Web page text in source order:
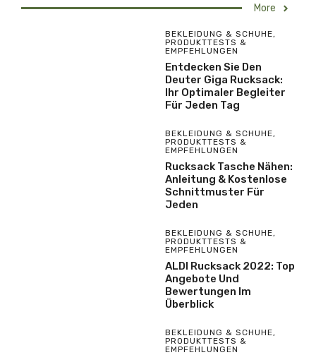
More
BEKLEIDUNG & SCHUHE,
PRODUKTTESTS &
EMPFEHLUNGEN
Entdecken Sie Den
Deuter Giga Rucksack:
Ihr Optimaler Begleiter
Für Jeden Tag
BEKLEIDUNG & SCHUHE,
PRODUKTTESTS &
EMPFEHLUNGEN
Rucksack Tasche Nähen:
Anleitung & Kostenlose
Schnittmuster Für
Jeden
BEKLEIDUNG & SCHUHE,
PRODUKTTESTS &
EMPFEHLUNGEN
ALDI Rucksack 2022: Top
Angebote Und
Bewertungen Im
Überblick
BEKLEIDUNG & SCHUHE,
PRODUKTTESTS &
EMPFEHLUNGEN